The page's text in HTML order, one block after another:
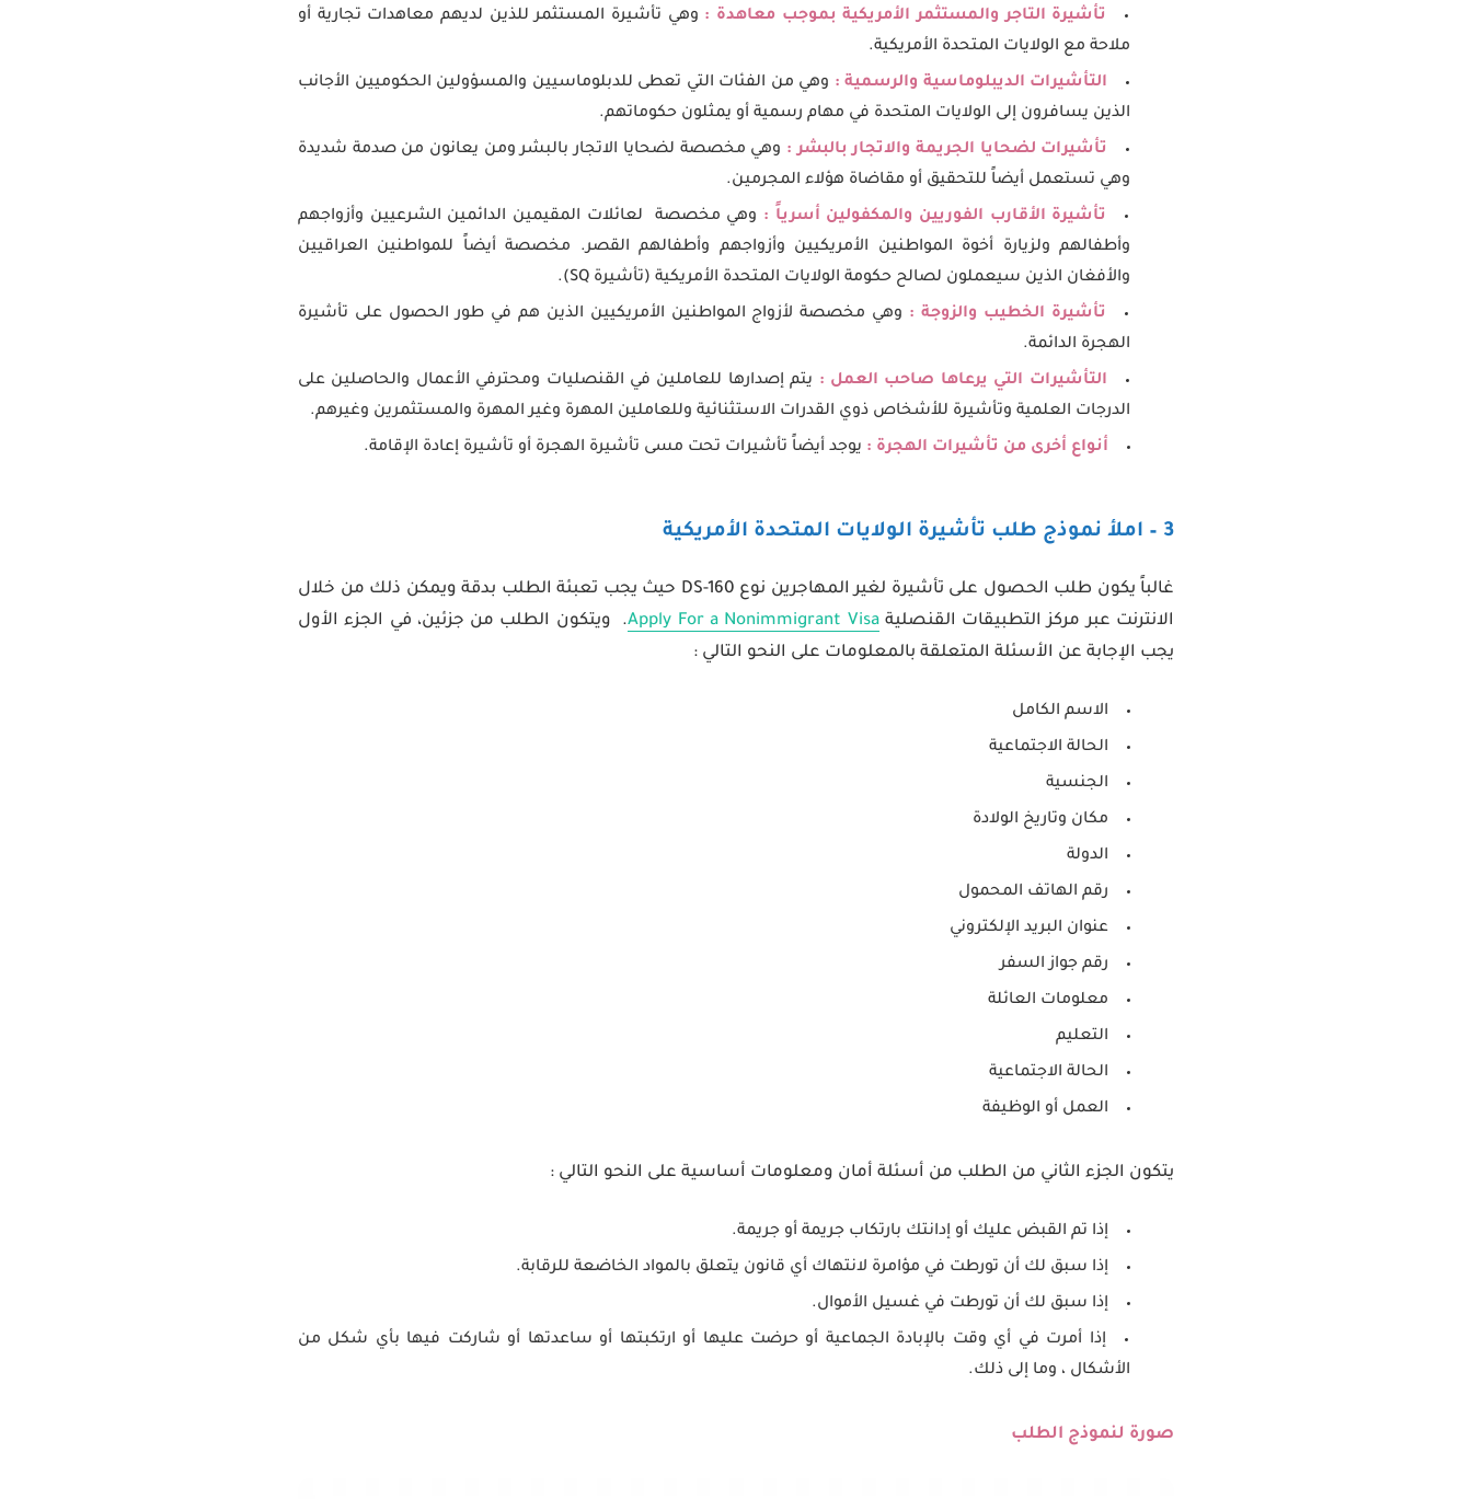
تأشيرة التاجر والمستثمر الأمريكية بموجب معاهدة : وهي تأشيرة المستثمر للذين لديهم معاهدات تجارية أو
ملاحة مع الولايات المتحدة الأمريكية.
التأشيرات الديبلوماسية والرسمية : وهي من الفئات التي تعطى للدبلوماسيين والمسؤولين الحكوميين الأجانب
الذين يسافرون إلى الولايات المتحدة في مهام رسمية أو يمثلون حكوماتهم.
تأشيرات لضحايا الجريمة والاتجار بالبشر : وهي مخصصة لضحايا الاتجار بالبشر ومن يعانون من صدمة شديدة
وهي تستعمل أيضاً للتحقيق أو مقاضاة هؤلاء المجرمين.
تأشيرة الأقارب الفوريين والمكفولين أسرياً : وهي مخصصة لعائلات المقيمين الدائمين الشرعيين وأزواجهم
وأطفالهم ولزيارة أخوة المواطنين الأمريكيين وأزواجهم وأطفالهم القصر. مخصصة أيضاً للمواطنين العراقيين
والأفغان الذين سيعملون لصالح حكومة الولايات المتحدة الأمريكية (تأشيرة SQ).
تأشيرة الخطيب والزوجة : وهي مخصصة لأزواج المواطنين الأمريكيين الذين هم في طور الحصول على تأشيرة
الهجرة الدائمة.
التأشيرات التي يرعاها صاحب العمل : يتم إصدارها للعاملين في القنصليات ومحترفي الأعمال والحاصلين على
الدرجات العلمية وتأشيرة للأشخاص ذوي القدرات الاستثنائية وللعاملين المهرة وغير المهرة والمستثمرين وغيرهم.
أنواع أخرى من تأشيرات الهجرة : يوجد أيضاً تأشيرات تحت مسى تأشيرة الهجرة أو تأشيرة إعادة الإقامة.
3 – املأ نموذج طلب تأشيرة الولايات المتحدة الأمريكية
غالباً يكون طلب الحصول على تأشيرة لغير المهاجرين نوع DS-160 حيث يجب تعبئة الطلب بدقة ويمكن ذلك من خلال
الانترنت عبر مركز التطبيقات القنصليةApply For a Nonimmigrant Visa. ويتكون الطلب من جزئين، في الجزء الأول
يجب الإجابة عن الأسئلة المتعلقة بالمعلومات على النحو التالي :
الاسم الكامل
الحالة الاجتماعية
الجنسية
مكان وتاريخ الولادة
الدولة
رقم الهاتف المحمول
عنوان البريد الإلكتروني
رقم جواز السفر
معلومات العائلة
التعليم
الحالة الاجتماعية
العمل أو الوظيفة
يتكون الجزء الثاني من الطلب من أسئلة أمان ومعلومات أساسية على النحو التالي :
إذا تم القبض عليك أو إدانتك بارتكاب جريمة أو جريمة.
إذا سبق لك أن تورطت في مؤامرة لانتهاك أي قانون يتعلق بالمواد الخاضعة للرقابة.
إذا سبق لك أن تورطت في غسيل الأموال.
إذا أمرت في أي وقت بالإبادة الجماعية أو حرضت عليها أو ارتكبتها أو ساعدتها أو شاركت فيها بأي شكل من
الأشكال ، وما إلى ذلك.
صورة لنموذج الطلب